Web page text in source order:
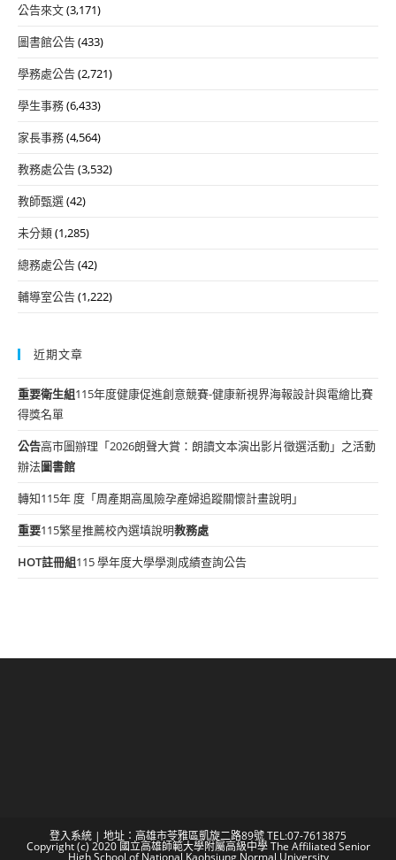
公告來文(3,171)
圖書館公告(433)
學務處公告(2,721)
學生事務(6,433)
家長事務(4,564)
教務處公告(3,532)
教師甄選(42)
未分類(1,285)
總務處公告(42)
輔導室公告(1,222)
近期文章
重要衛生組115年度健康促進創意競賽-健康新視界海報設計與電繪比賽
得獎名單
公告高市圖辦理「2026朗聲大賞：朗讀文本演出影片徵選活動」之活動
辦法圖書館
轉知115年 度「周產期高風險孕產婦追蹤關懷計畫說明」
重要115繁星推薦校內選填說明教務處
HOT註冊組115 學年度大學學測成績查詢公告
登入系統 | 地址：高雄市苓雅區凱旋二路89號 TEL:07-7613875
Copyright (c) 2020 國立高雄師範大學附屬高級中學 The Affiliated Senior
High School of National Kaohsiung Normal University